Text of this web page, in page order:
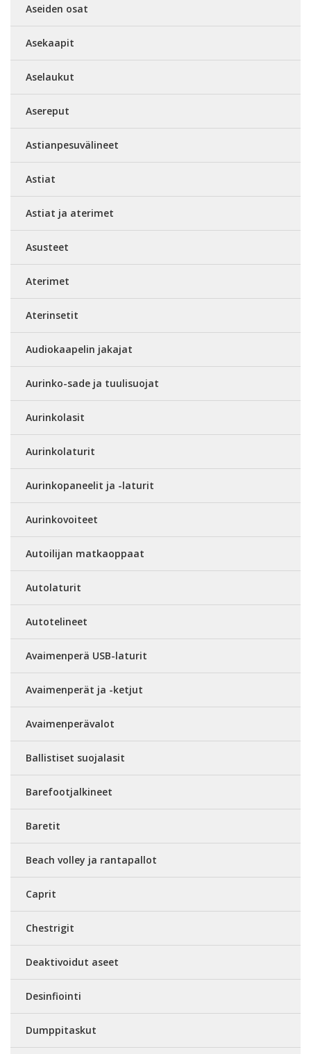
Aseiden osat
Asekaapit
Aselaukut
Asereput
Astianpesuvälineet
Astiat
Astiat ja aterimet
Asusteet
Aterimet
Aterinsetit
Audiokaapelin jakajat
Aurinko-sade ja tuulisuojat
Aurinkolasit
Aurinkolaturit
Aurinkopaneelit ja -laturit
Aurinkovoiteet
Autoilijan matkaoppaat
Autolaturit
Autotelineet
Avaimenperä USB-laturit
Avaimenperät ja -ketjut
Avaimenperävalot
Ballistiset suojalasit
Barefootjalkineet
Baretit
Beach volley ja rantapallot
Caprit
Chestrigit
Deaktivoidut aseet
Desinfiointi
Dumppitaskut